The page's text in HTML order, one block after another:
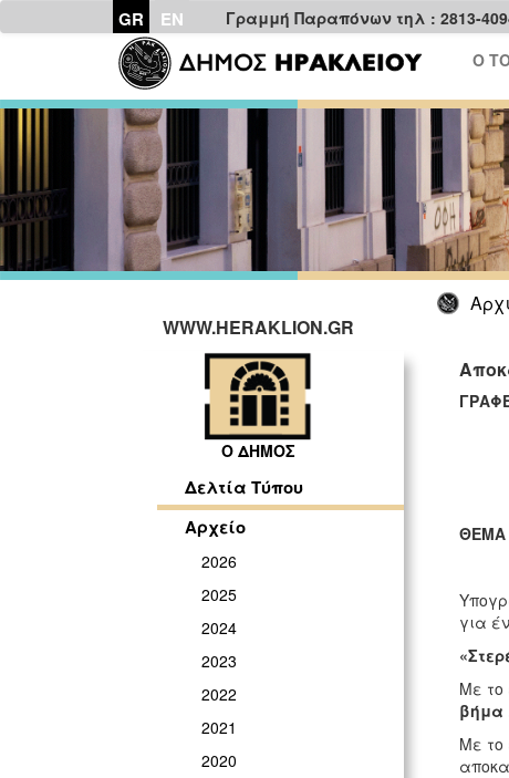
GR EN Γραμμή Παραπόνων τηλ : 2813-
Ο
WWW.HERAKLION.GR
Ο ΔΗΜΟΣ
Δελτία Τύπου
Αρχείο
2026
2025
2024
2023
2022
2021
2020
ΘΕΜΑ
για
Με το
βήμα
Με το